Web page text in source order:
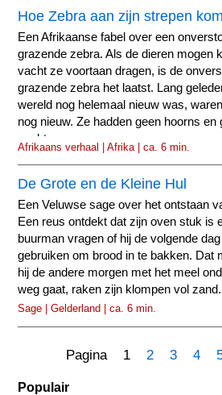
Hoe Zebra aan zijn strepen
Een Afrikaanse fabel over een
grazende zebra. Als de dieren mogen
vacht ze voortaan dragen, is de
grazende zebra het laatst. Lang
wereld nog helemaal nieuw was,
nog nieuw. Ze hadden geen hoorns en
vachten.
Afrikaans verhaal | Afrika | ca. 6 min.
De Grote en de Kleine Hul
Een Veluwse sage over het ontstaan
Een reus ontdekt dat zijn oven stuk is
buurman vragen of hij de volgende
gebruiken om brood in te bakken. Dat
hij de andere morgen met het meel
weg gaat, raken zijn klompen vol zand.
Sage | Gelderland | ca. 6 min.
Pagina 1 2 3 4
Populair